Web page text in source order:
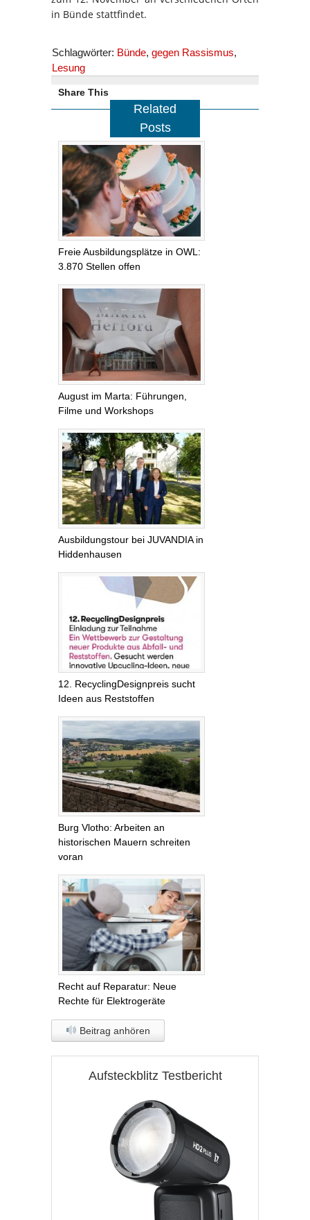
in Bünde stattfindet.
Schlagwörter: Bünde, gegen Rassismus,
Lesung
Share This
Related
Posts
Freie Ausbildungsplätze in OWL:
3.870 Stellen offen
August im Marta: Führungen,
Filme und Workshops
Ausbildungstour bei JUVANDIA in
Hiddenhausen
12. RecyclingDesignpreis sucht
Ideen aus Reststoffen
Burg Vlotho: Arbeiten an
historischen Mauern schreiten
voran
Recht auf Reparatur: Neue
Rechte für Elektrogeräte
Beitrag anhören
Aufsteckblitz Testbericht